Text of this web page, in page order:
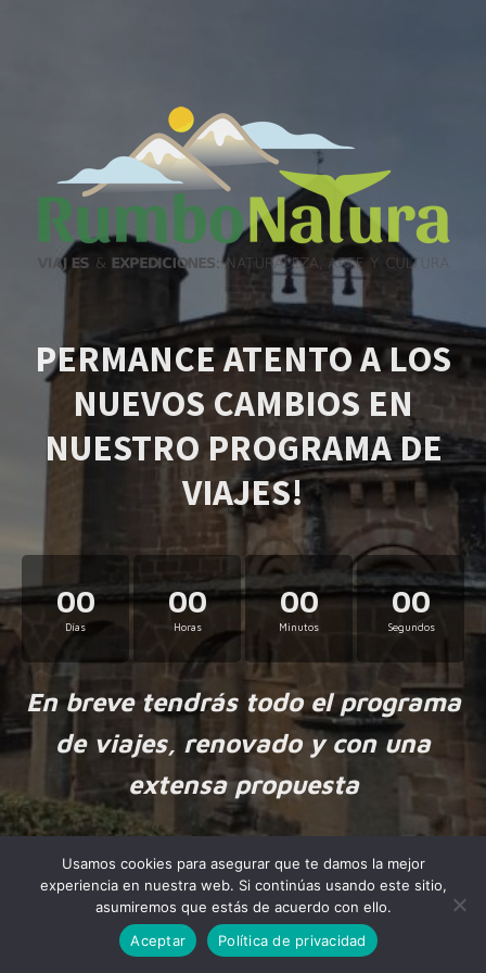
PERMANCE ATENTO A LOS
NUEVOS CAMBIOS EN
NUESTRO PROGRAMA DE
VIAJES!
00
Días
00
Horas
00
Minutos
00
Segundos
En breve tendrás todo el programa
de viajes, renovado y con una
extensa propuesta
Made byNiteoThemeswith love.
Usamos cookies para asegurar que te damos la mejor
experiencia en nuestra web. Si continúas usando este sitio,
asumiremos que estás de acuerdo con ello.
Aceptar
Política de privacidad